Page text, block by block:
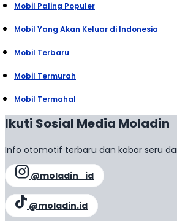
Mobil Paling Populer
Mobil Yang Akan Keluar di Indonesia
Mobil Terbaru
Mobil Termurah
Mobil Termahal
Ikuti Sosial Media Moladin
Info otomotif terbaru dan kabar seru
@moladin_id
@moladin.id